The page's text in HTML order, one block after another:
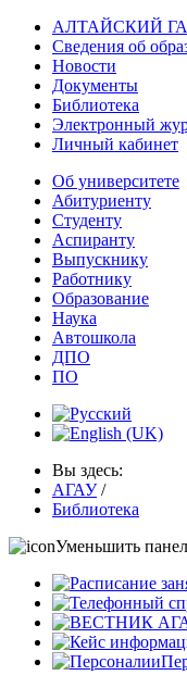
АЛТАЙСКИЙ
Сведения об
Новости
Документы
Библиотека
Электронный
Личный кабинет
Об университете
Абитуриенту
Студенту
Аспиранту
Выпускнику
Работнику
Образование
Наука
Автошкола
ДПО
ПО
Вы здесь:
АГАУ /
Библиотека
Уменьшить